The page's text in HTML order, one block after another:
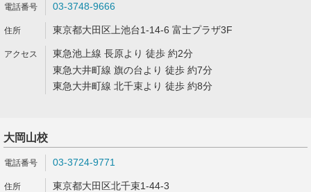
03-3748-9666
東京都大田区上池台1-14-6 富士プラザ3F
東急池上線 長原より 徒歩 約2分
東急大井町線 旗の台より 徒歩 約7分
東急大井町線 北千束より 徒歩 約8分
大岡山校
03-3724-9771
東京都大田区北千束1-44-3